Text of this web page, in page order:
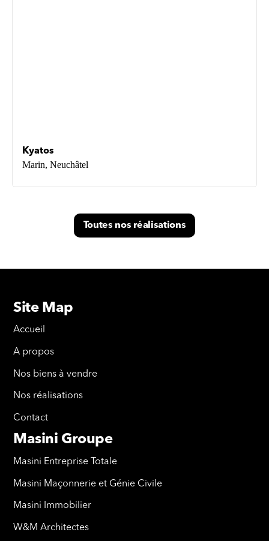
Kyatos
Marin, Neuchâtel
Toutes nos réalisations
Site Map
Accueil
A propos
Nos biens à vendre
Nos réalisations
Contact
Masini Groupe
Masini Entreprise Totale
Masini Maçonnerie et Génie Civile
Masini Immobilier
W&M Architectes